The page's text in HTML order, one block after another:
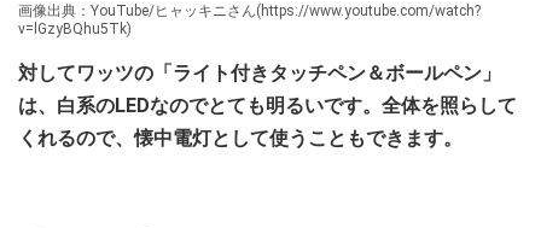
画像出典：YouTube/ヒャッキニさん(https://www.youtube.com/watch?
v=lGzyBQhu5Tk)
対してワッツの「ライト付きタッチペン＆ボールペン」
は、白系のLEDなのでとても明るいです。全体を照らして
くれるので、懐中電灯として使うこともできます。